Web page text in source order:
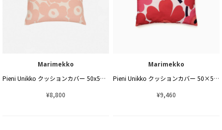
Marimekko
Pieni Unikko クッションカバー 50x50cm
¥8,800
Marimekko
Pieni Unikko クッションカバー 50×50cm
¥9,460